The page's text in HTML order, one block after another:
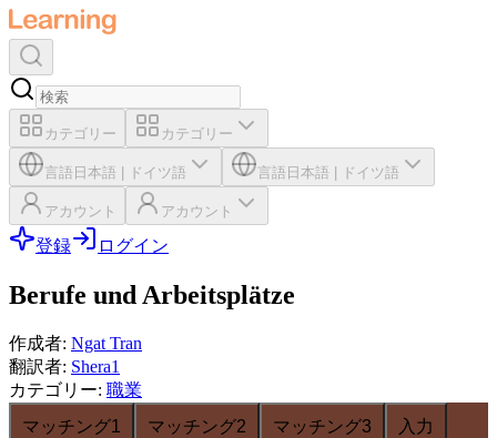
カテゴリー カテゴリー
言語 日本語 ドイツ語 言語 日本語 ドイツ語
アカウント アカウント
登録 ログイン
Berufe und Arbeitsplätze
作成者: Ngat Tran
翻訳者: Shera1
カテゴリー: 職業
マッチング1
マッチング2 マッチング3 入力